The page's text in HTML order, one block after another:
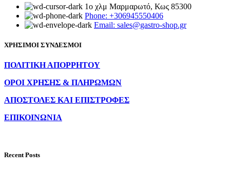
1ο χλμ Μαρμαρωτό, Κως 85300
Phone: +306945550406
Email: sales@gastro-shop.gr
ΧΡΗΣΙΜΟΙ ΣΥΝΔΕΣΜΟΙ
ΠΟΛΙΤΙΚΗ ΑΠΟΡΡΗΤΟΥ
ΟΡΟΙ ΧΡΗΣΗΣ & ΠΛΗΡΩΜΩΝ
ΑΠΟΣΤΟΛΕΣ ΚΑΙ ΕΠΙΣΤΡΟΦΕΣ
ΕΠΙΚΟΙΝΩΝΙΑ
Recent Posts